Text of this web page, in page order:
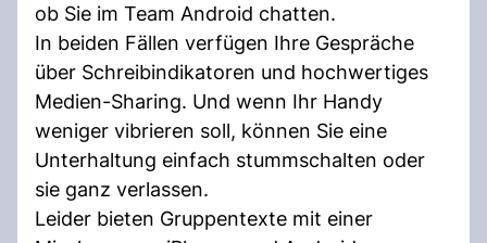
ob Sie im Team Android chatten.
In beiden Fällen verfügen Ihre Gespräche
über Schreibindikatoren und hochwertiges
Medien-Sharing. Und wenn Ihr Handy
weniger vibrieren soll, können Sie eine
Unterhaltung einfach stummschalten oder
sie ganz verlassen.
Leider bieten Gruppentexte mit einer